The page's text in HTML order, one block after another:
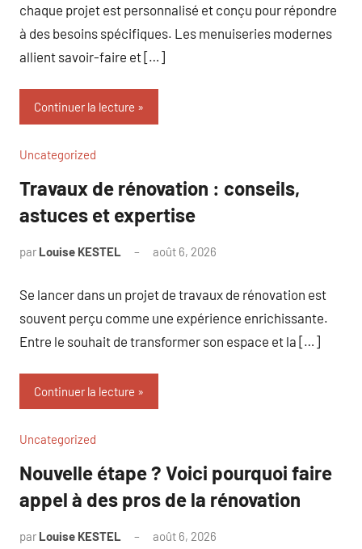
chaque projet est personnalisé et conçu pour répondre
à des besoins spécifiques. Les menuiseries modernes
allient savoir-faire et […]
Continuer la lecture
Uncategorized
Travaux de rénovation : conseils,
astuces et expertise
par Louise KESTEL août 6, 2026
Se lancer dans un projet de travaux de rénovation est
souvent perçu comme une expérience enrichissante.
Entre le souhait de transformer son espace et la […]
Continuer la lecture
Uncategorized
Nouvelle étape ? Voici pourquoi faire
appel à des pros de la rénovation
par Louise KESTEL août 6, 2026